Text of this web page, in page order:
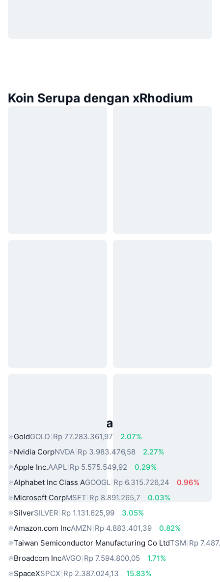
Koin Serupa dengan xRhodium
Aset Dunia Nyata Populer
GoldGOLD Rp 77.283.361,97
2.07%
Nvidia CorpNVDA Rp 3.983.476,58
2.27%
Apple Inc.AAPL Rp 5.575.549,92
0.29%
Alphabet Inc Class AGOOGL Rp 6.315.726,24
0.96%
Microsoft CorpMSFT Rp 8.891.265,7
0.03%
SilverSILVER Rp 1.131.625,99
3.05%
Amazon.com IncAMZN Rp 4.883.401,39
0.82%
Taiwan Semiconductor Manufacturing Co LtdTSM Rp
Broadcom IncAVGO Rp 7.594.800,05
1.71%
SpaceXSPCX Rp 2.387.024,13
15.83%